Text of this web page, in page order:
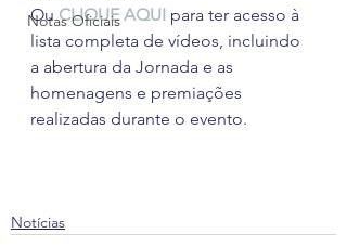
Notas Oficiais
Ou CLIQUE AQUI para ter acesso à
lista completa de vídeos, incluindo
a abertura da Jornada e as
homenagens e premiações
realizadas durante o evento.
Notícias